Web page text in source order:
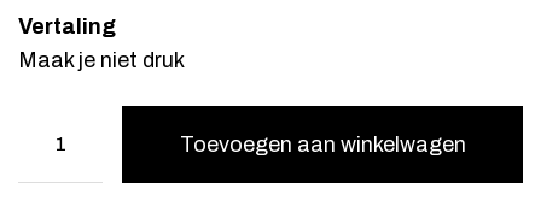
Vertaling
Maak je niet druk
Toevoegen aan winkelwagen